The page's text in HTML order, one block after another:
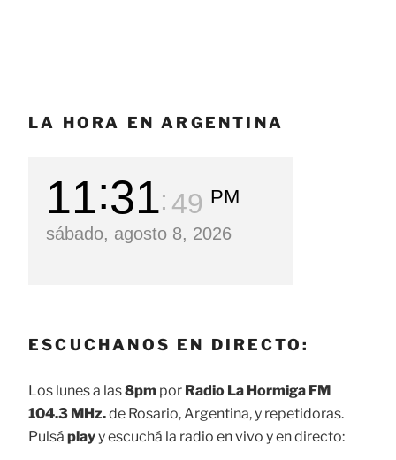
LA HORA EN ARGENTINA
11 31 50 PM
sábado, agosto 8, 2026
ESCUCHANOS EN DIRECTO:
Los lunes a las8pm por Radio La Hormiga FM
104.3 MHz.de Rosario, Argentina, y repetidoras.
Pulsá playy escuchá la radio en vivo y en directo: